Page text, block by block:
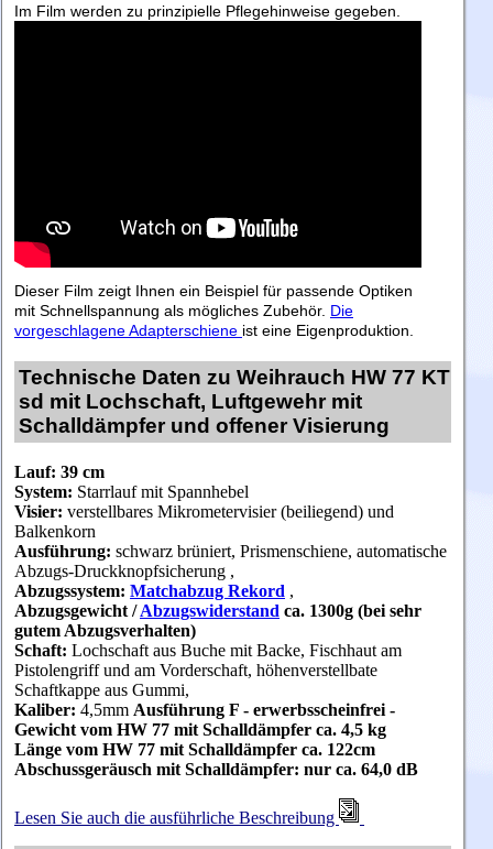
Im Film werden zu prinzipielle Pflegehinweise gegeben.
Dieser Film zeigt Ihnen ein Beispiel für passende Optiken
mit Schnellspannung als mögliches Zubehör. Die
vorgeschlagene Adapterschiene ist eine Eigenproduktion.
Technische Daten zu Weihrauch HW 77 KT
sd mit Lochschaft, Luftgewehr mit
Schalldämpfer und offener Visierung
Lauf: 39 cm
System: Starrlauf mit Spannhebel
Visier: verstellbares Mikrometervisier (beiliegend) und
Balkenkorn
Ausführung: schwarz brüniert, Prismenschiene, automatische
Abzugs-Druckknopfsicherung ,
Abzugssystem: Matchabzug Rekord ,
Abzugsgewicht /Abzugswiderstand ca. 1300g (bei sehr
gutem Abzugsverhalten)
Schaft: Lochschaft aus Buche mit Backe, Fischhaut am
Pistolengriff und am Vorderschaft, höhenverstellbate
Schaftkappe aus Gummi,
Kaliber: 4,5mm Ausführung F - erwerbsscheinfrei -
Gewicht vom HW 77 mit Schalldämpfer ca. 4,5 kg
Länge vom HW 77 mit Schalldämpfer ca. 122cm
Abschussgeräusch mit Schalldämpfer: nur ca. 64,0 dB
Lesen Sie auch die ausführliche Beschreibung